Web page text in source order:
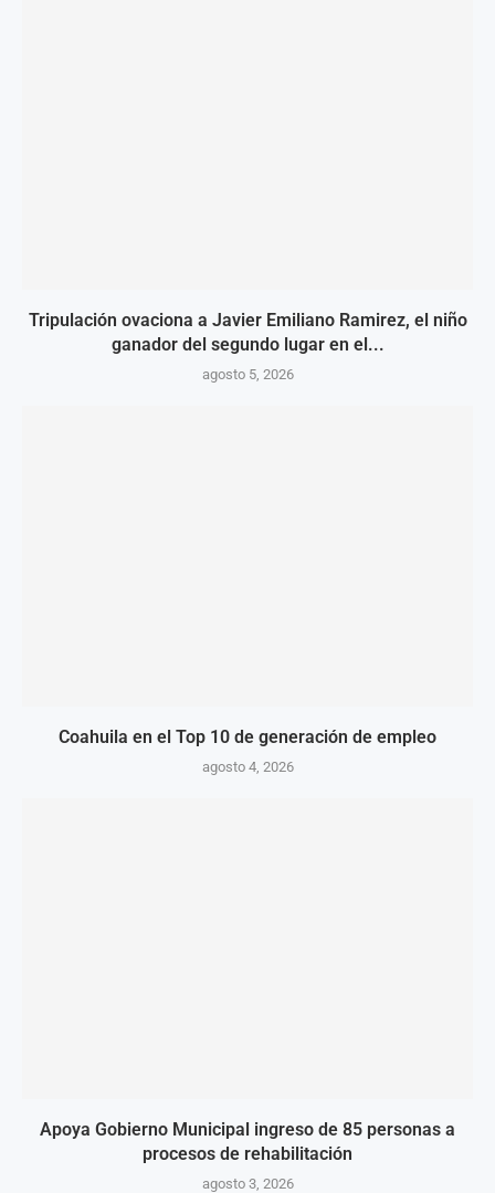
Tripulación ovaciona a Javier Emiliano Ramirez, el niño
ganador del segundo lugar en el...
agosto 5, 2026
Coahuila en el Top 10 de generación de empleo
agosto 4, 2026
Apoya Gobierno Municipal ingreso de 85 personas a
procesos de rehabilitación
agosto 3, 2026